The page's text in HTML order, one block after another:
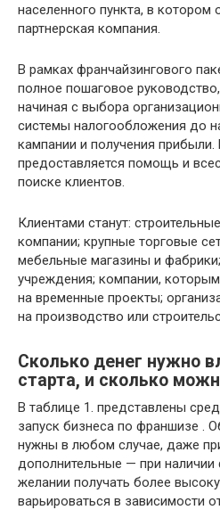
населенного пункта, в котором
партнерская компания.
В рамках франчайзингового
полное пошаговое
начиная с выбора
системы налогообложения до
кампании и получения прибыли.
предоставляется помощь и
поиске клиентов.
Клиентами станут:
компании; крупные торговые
мебельные магазины и
учреждения; компании,
на временные проекты;
на производство или
Сколько денег нужно
старта, и сколько
В таблице 1. представлены
запуск бизнеса по франшизе .
нужны в любом случае, даже
дополнительные — при наличии
желании получать более
варьироваться в зависимости